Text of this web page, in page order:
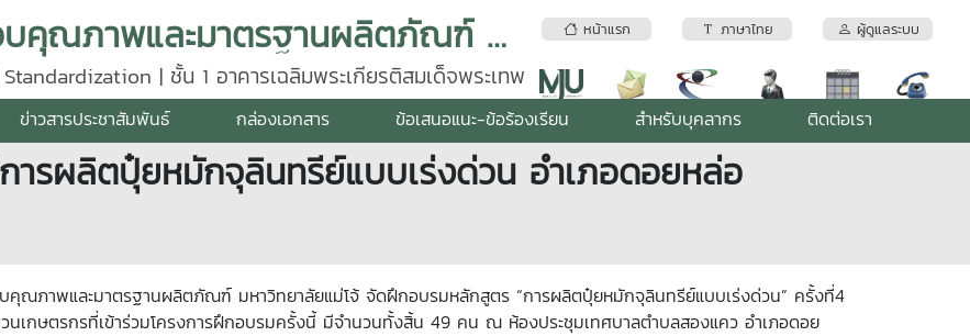
หน้าแรก ภาษาไทย ผู้ดูแลระบบ
สถาบันบริการตรวจสอบคุณภาพและมาตรฐานผลิตภัณฑ์ มหาวิทยาลัยแม่โจ้
| ชั้น 1 อาคารเฉลิมพระเกียรติสมเด็จพระเทพ
ข่าวสารประชาสัมพันธ์ กล่องเอกสาร ข้อเสนอแนะ-ข้อร้องเรียน สำหรับบุคลากร ติดต่อเรา
การผลิตปุ๋ยหมักจุลินทรีย์แบบเร่งด่วน อำเภอดอยหล่อ
าพและมาตรฐานผลิตภัณฑ์ มหาวิทยาลัยแม่โจ้ จัดฝึกอบรมหลักสูตร “การผลิตปุ๋ยหมักจุลินทรีย์แบบเร่งด่วน” ครั้งที่4
นเกษตรกรที่เข้าร่วมโครงการฝึกอบรมครั้งนี้ มีจำนวนทั้งสิ้น 49 คน ณ ห้องประชุมเทศบาลตำบลสองแคว อำเภอดอย